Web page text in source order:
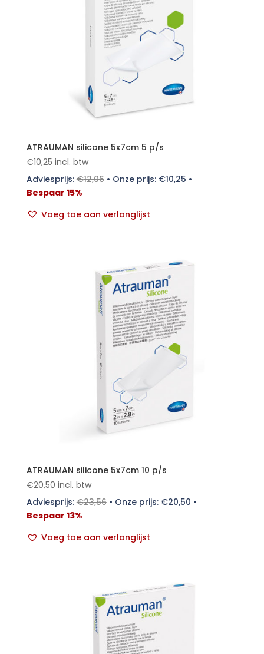
ATRAUMAN silicone 5x7cm 5 p/s
€10,25 incl. btw
Adviesprijs:€12,06• Onze prijs: €10,25 •
Bespaar 15%
Voeg toe aan verlanglijst
ATRAUMAN silicone 5x7cm 10 p/s
€20,50 incl. btw
Adviesprijs:€23,56• Onze prijs: €20,50 •
Bespaar 13%
Voeg toe aan verlanglijst